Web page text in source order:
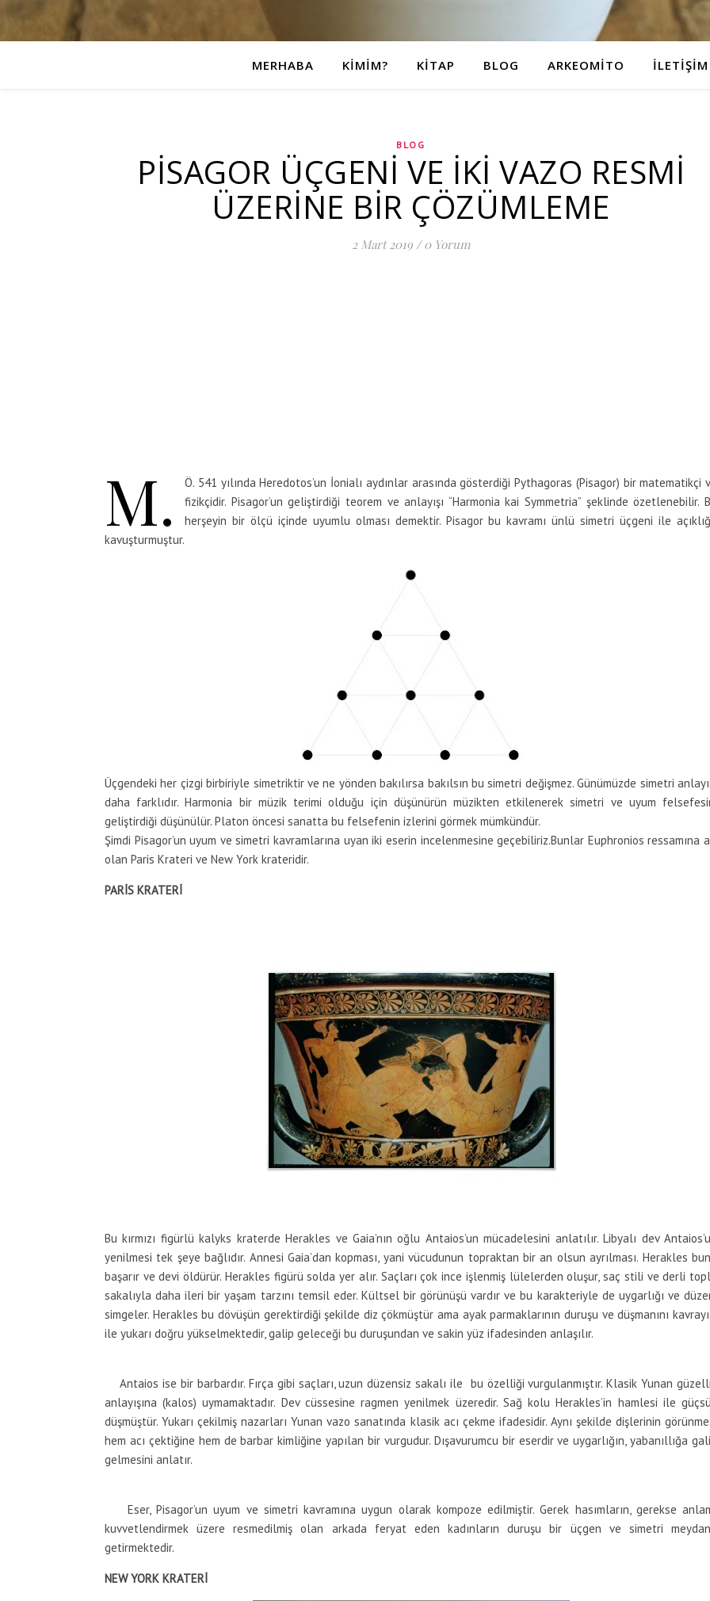
MERHABA KIMIM? KITAP BLOG ARKEOMITO İLETIŞIM
BLOG
PİSAGOR ÜÇGENİ VE İKİ VAZO RESMİ
ÜZERİNE BİR ÇÖZÜMLEME
2 Mart 2019 / 0 Yorum
M.
Ö. 541 yılında Heredotos’un İonialı aydınlar arasında gösterdiği Pythagoras (Pisagor) bir matematikçi
fizikçidir. Pisagor’un geliştirdiği teorem ve anlayışı “Harmonia kai Symmetria” şeklinde özetlenebilir.
herşeyin bir ölçü içinde uyumlu olması demektir. Pisagor bu kavramı ünlü simetri üçgeni ile
kavuşturmuştur.
Üçgendeki her çizgi birbiriyle simetriktir ve ne yönden bakılırsa bakılsın bu simetri değişmez. Günümüzde simetri
daha farklıdır. Harmonia bir müzik terimi olduğu için düşünürün müzikten etkilenerek simetri ve uyum
geliştirdiği düşünülür. Platon öncesi sanatta bu felsefenin izlerini görmek mümkündür.
Şimdi Pisagor’un uyum ve simetri kavramlarına uyan iki eserin incelenmesine geçebiliriz.Bunlar Euphronios ressamına
olan Paris Krateri ve New York krateridir.
PARİS KRATERİ
Bu kırmızı figürlü kalyks kraterde Herakles ve Gaia’nın oğlu Antaios’un mücadelesini anlatılır. Libyalı dev
yenilmesi tek şeye bağlıdır. Annesi Gaia’dan kopması, yani vücudunun topraktan bir an olsun ayrılması. Herakles
başarır ve devi öldürür. Herakles figürü solda yer alır. Saçları çok ince işlenmiş lülelerden oluşur, saç stili ve derli
sakalıyla daha ileri bir yaşam tarzını temsil eder. Kültsel bir görünüşü vardır ve bu karakteriyle de uygarlığı ve
simgeler. Herakles bu dövüşün gerektirdiği şekilde diz çökmüştür ama ayak parmaklarının duruşu ve düşmanını
ile yukarı doğru yükselmektedir, galip geleceği bu duruşundan ve sakin yüz ifadesinden anlaşılır.
Antaios ise bir barbardır. Fırça gibi saçları, uzun düzensiz sakalı ile bu özelliği vurgulanmıştır. Klasik Yunan
anlayışına (kalos) uymamaktadır. Dev cüssesine ragmen yenilmek üzeredir. Sağ kolu Herakles’in hamlesi ile
düşmüştür. Yukarı çekilmiş nazarları Yunan vazo sanatında klasik acı çekme ifadesidir. Aynı şekilde dişlerinin
hem acı çektiğine hem de barbar kimliğine yapılan bir vurgudur. Dışavurumcu bir eserdir ve uygarlığın, yabanıllığa
gelmesini anlatır.
Eser, Pisagor’un uyum ve simetri kavramına uygun olarak kompoze edilmiştir. Gerek hasımların, gerekse
kuvvetlendirmek üzere resmedilmiş olan arkada feryat eden kadınların duruşu bir üçgen ve simetri
getirmektedir.
NEW YORK KRATERİ